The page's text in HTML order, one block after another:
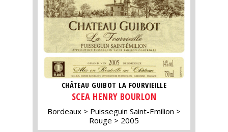
CHÂTEAU GUIBOT LA FOURVIEILLE
SCEA HENRY BOURLON
Bordeaux
Puisseguin Saint-Emilion
Rouge
2005